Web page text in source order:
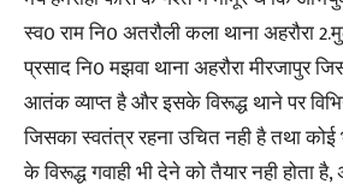
स्व0 राम नि0 अतरौली कला थाना अहरौरा
प्रसाद नि0 मझवा थाना अहरौरा मीरजापुर
आतंक व्याप्त है और इसके विरूद्ध थाने पर
जिसका स्वतंत्र रहना उचित नही है तथा
के विरूद्ध गवाही भी देने को तैयार नही